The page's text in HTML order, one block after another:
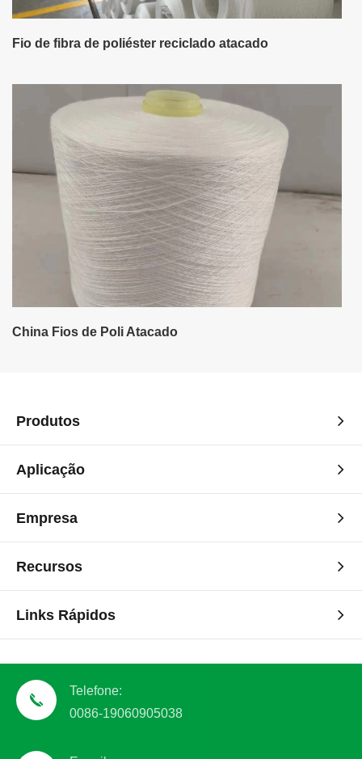
Fio de fibra de poliéster reciclado atacado
China Fios de Poli Atacado
Produtos
Aplicação
Empresa
Recursos
Links Rápidos
Telefone:
0086-19060905038